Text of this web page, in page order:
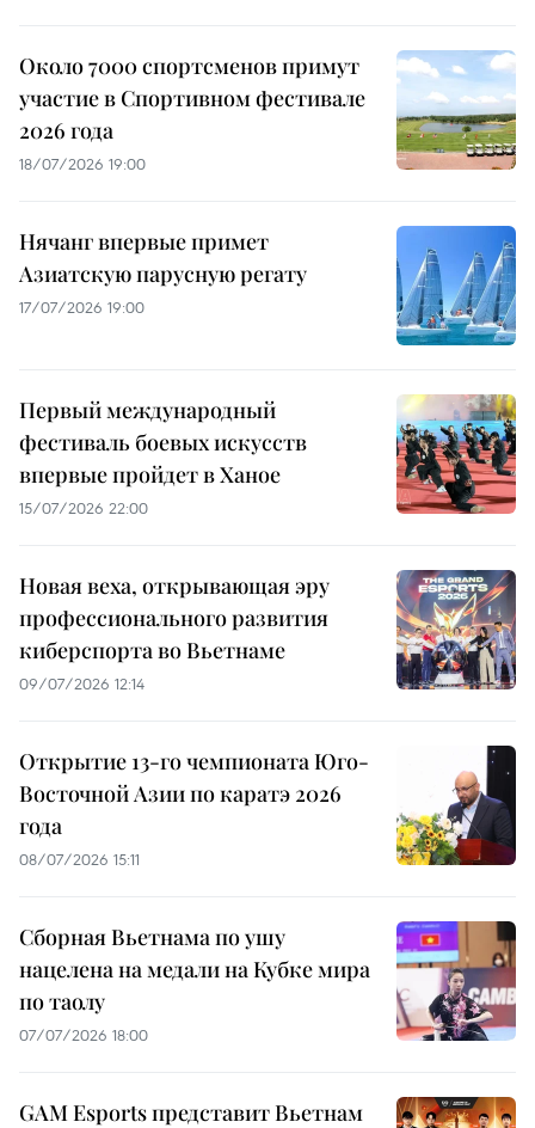
Около 7000 спортсменов примут
участие в Спортивном фестивале
2026 года
18/07/2026 19:00
Нячанг впервые примет
Азиатскую парусную регату
17/07/2026 19:00
Первый международный
фестиваль боевых искусств
впервые пройдет в Ханое
15/07/2026 22:00
Новая веха, открывающая эру
профессионального развития
киберспорта во Вьетнаме
09/07/2026 12:14
Открытие 13-го чемпионата Юго-
Восточной Азии по каратэ 2026
года
08/07/2026 15:11
Сборная Вьетнама по ушу
нацелена на медали на Кубке мира
по таолу
07/07/2026 18:00
GAM Esports представит Вьетнам